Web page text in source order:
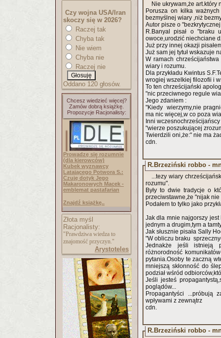
Czy wojna USA/Iran
skoczy się w 2026?
Raczej tak
Chyba tak
Nie wiem
Chyba nie
Raczej nie
Oddano 120 głosów.
Chcesz wiedzieć więcej?
Zamów dobrą książkę.
Propozycje Racjonalisty:
Prowadzę się rozumnie
(dla kierowców)
Kubek wyznawcy
Latającego Potwora S.:
Czuję dotyk Jego
Makaronowych Macek -
emblemat pastafarian
Znajdź książkę..
Złota myśl
Racjonalisty:
"Prawdziwa wiedza to
znajomość przyczyn."
Arystoteles
Nie ukrywam,że art.który
Porusza on kilka
bezmyślnej wiary ,niż
Autor pisze o
R.Banyal pisał o "braku
owoce,urodzić niechciane
Już przy innej okazji
Już sam jej tytuł wskazuje
W ramach
wiary i rozumu.
Dla przykładu Kwintus
wrogiej wszelkiej filozofii i
To ten chrześcijański
"nic przeciwnego regule
Jego zdaniem :
"Kiedy wierzymy,nie
ma nic więcej,w co poza
Inni
"wierze poszukującej
Twierdzili oni,że:" nie ma
cdn.
R.Brzeziński robbo -
...tezy wiary
rozumu".
Były to dwie tradycje o
przeciwstawne,że "nijak
Podałem to tylko jako
Jak dla mnie najgorszy
jednym a drugim,tym a
Jak słusznie pisała Sally
"W obliczu braku
Jednakże jeśli istnieją
różnorodność
pytania.Osoby te zaczną
mniejszą skłonność do
podział wśród
Jeśli jesteś
poglądów...
Propagantyści ...próbują
wpływami z zewnątrz
cdn.
R.Brzeziński robbo -